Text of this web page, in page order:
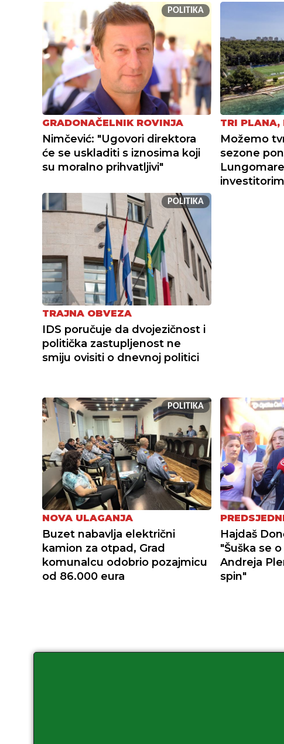
POLITIKA
GRADONAČELNIK ROVINJA
Nimčević: "Ugovori direktora
će se uskladiti s iznosima koji
su moralno prihvatljivi"
TRI PLANA,
Možemo
sezone
POLITIKA
TRAJNA OBVEZA
IDS poručuje da dvojezičnost i
politička zastupljenost ne
smiju ovisiti o dnevnoj politici
POLITIKA
NOVA ULAGANJA
Buzet nabavlja električni
kamion za otpad, Grad
komunalcu odobrio pozajmicu
od 86.000 eura
Hajdaš
"Šuška se
Andreja
spin"